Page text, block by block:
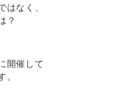
はなく、
？
開催して
。